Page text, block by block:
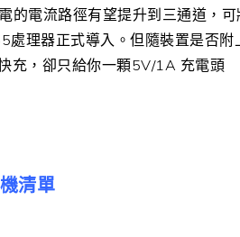
的電流路徑有望提升到三通道，
處理器正式導入。但隨裝置是否
充，卻只給你一顆5V/1A 充電頭
清單